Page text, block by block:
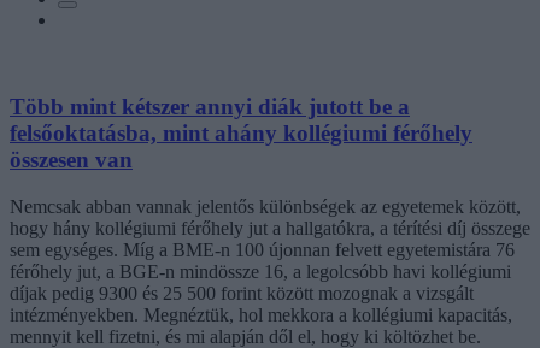
Több mint kétszer annyi diák jutott be a
felsőoktatásba, mint ahány kollégiumi férőhely
összesen van
Nemcsak abban vannak jelentős különbségek az egyetemek között,
hogy hány kollégiumi férőhely jut a hallgatókra, a térítési díj összege
sem egységes. Míg a BME-n 100 újonnan felvett egyetemistára 76
férőhely jut, a BGE-n mindössze 16, a legolcsóbb havi kollégiumi
díjak pedig 9300 és 25 500 forint között mozognak a vizsgált
intézményekben. Megnéztük, hol mekkora a kollégiumi kapacitás,
mennyit kell fizetni, és mi alapján dől el, hogy ki költözhet be.